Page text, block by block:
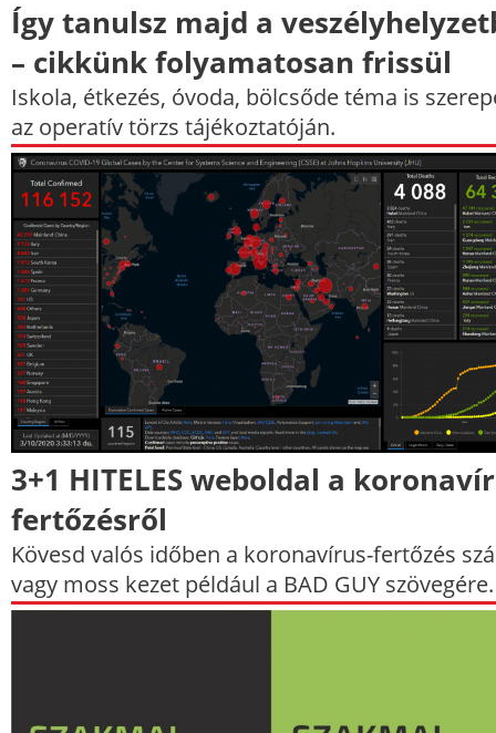
Így tanulsz majd a
– cikkünk folyamatosan frissül
Iskola, étkezés, óvoda, bölcsőde téma is
az operatív törzs tájékoztatóján.
3+1 HITELES weboldal a
fertőzésről
Kövesd valós időben a koronavírus-fertőzés
vagy moss kezet például a BAD GUY szövegére.